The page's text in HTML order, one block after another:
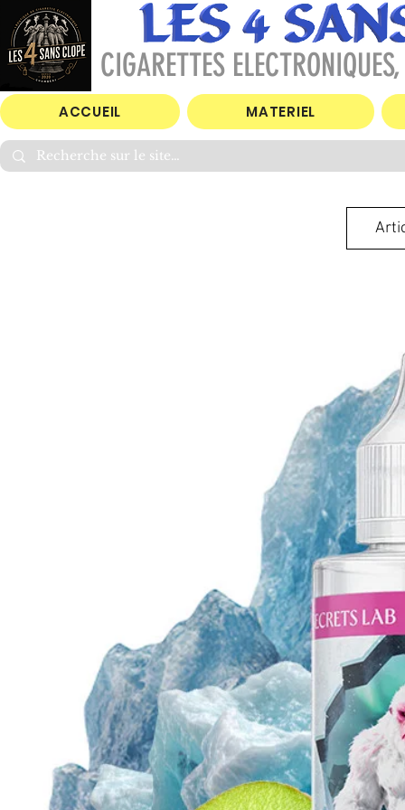
CIGARETTES
ACCUEIL MATERIEL